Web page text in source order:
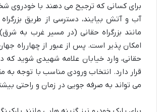
برای کسانی که ترجیح می دهند با خودروی
آب و آتش بیایند، دسترسی از طریق
مانند بزرگراه حقانی (در مسیر غرب به
امکان پذیر است. پس از عبور از چهارراه
حقانی، وارد خیابان علامه شهیدی شوید که
قرار دارد. انتخاب ورودی مناسب با توجه به
می تواند به صرفه جویی در زمان و راحتی